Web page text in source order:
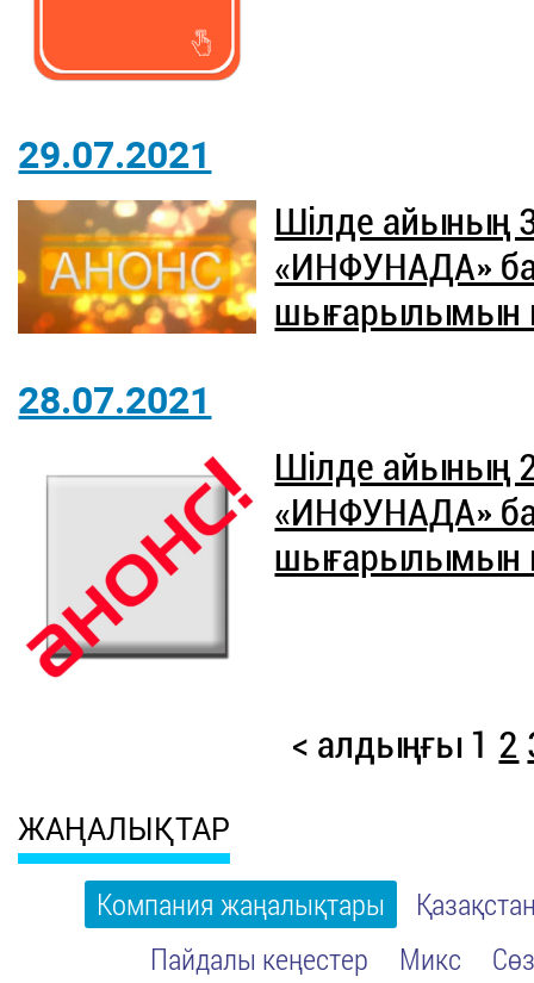
29.07.2021
Шілде айының
«ИНФУНАДА»
шығарылымын
28.07.2021
Шілде айының
«ИНФУНАДА»
шығарылымын
< алдыңғы 1 2
ЖАҢАЛЫҚТАР
Компания жаңалықтары
Пайдалы кеңестер
Микс